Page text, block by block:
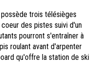
trois télésièges
des pistes suivi d'un
pourront s'entraîner à
roulant avant d'arpenter
qu'offre la station de ski